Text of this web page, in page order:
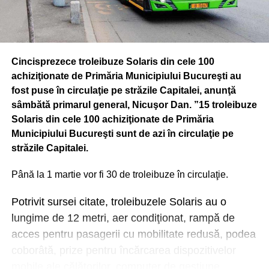
Cincisprezece troleibuze Solaris din cele 100
achiziţionate de Primăria Municipiului Bucureşti au
fost puse în circulaţie pe străzile Capitalei, anunţă
sâmbătă primarul general, Nicuşor Dan. ”15 troleibuze
Solaris din cele 100 achiziţionate de Primăria
Municipiului Bucureşti sunt de azi în circulaţie pe
străzile Capitalei.
Până la 1 martie vor fi 30 de troleibuze în circulaţie.
Potrivit sursei citate, troleibuzele Solaris au o
lungime de 12 metri, aer condiţionat, rampă de
acces pentru pasagerii cu mobilitate redusă, podea